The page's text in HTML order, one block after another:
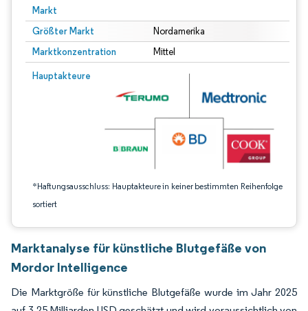
Markt
Größter Markt Nordamerika
Marktkonzentration Mittel
Hauptakteure
*Haftungsausschluss: Hauptakteure in keiner bestimmten Reihenfolge
sortiert
Bild © Mordor Intelligence. Wiederverwendung erfordert Namensnennung
Marktanalyse für künstliche Blutgefäße von
Mordor Intelligence
Die Marktgröße für künstliche Blutgefäße wurde im Jahr 2025